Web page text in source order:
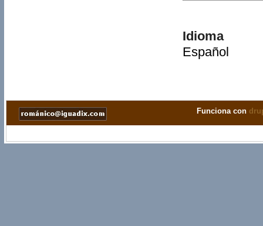
Idioma
Español
Funciona con